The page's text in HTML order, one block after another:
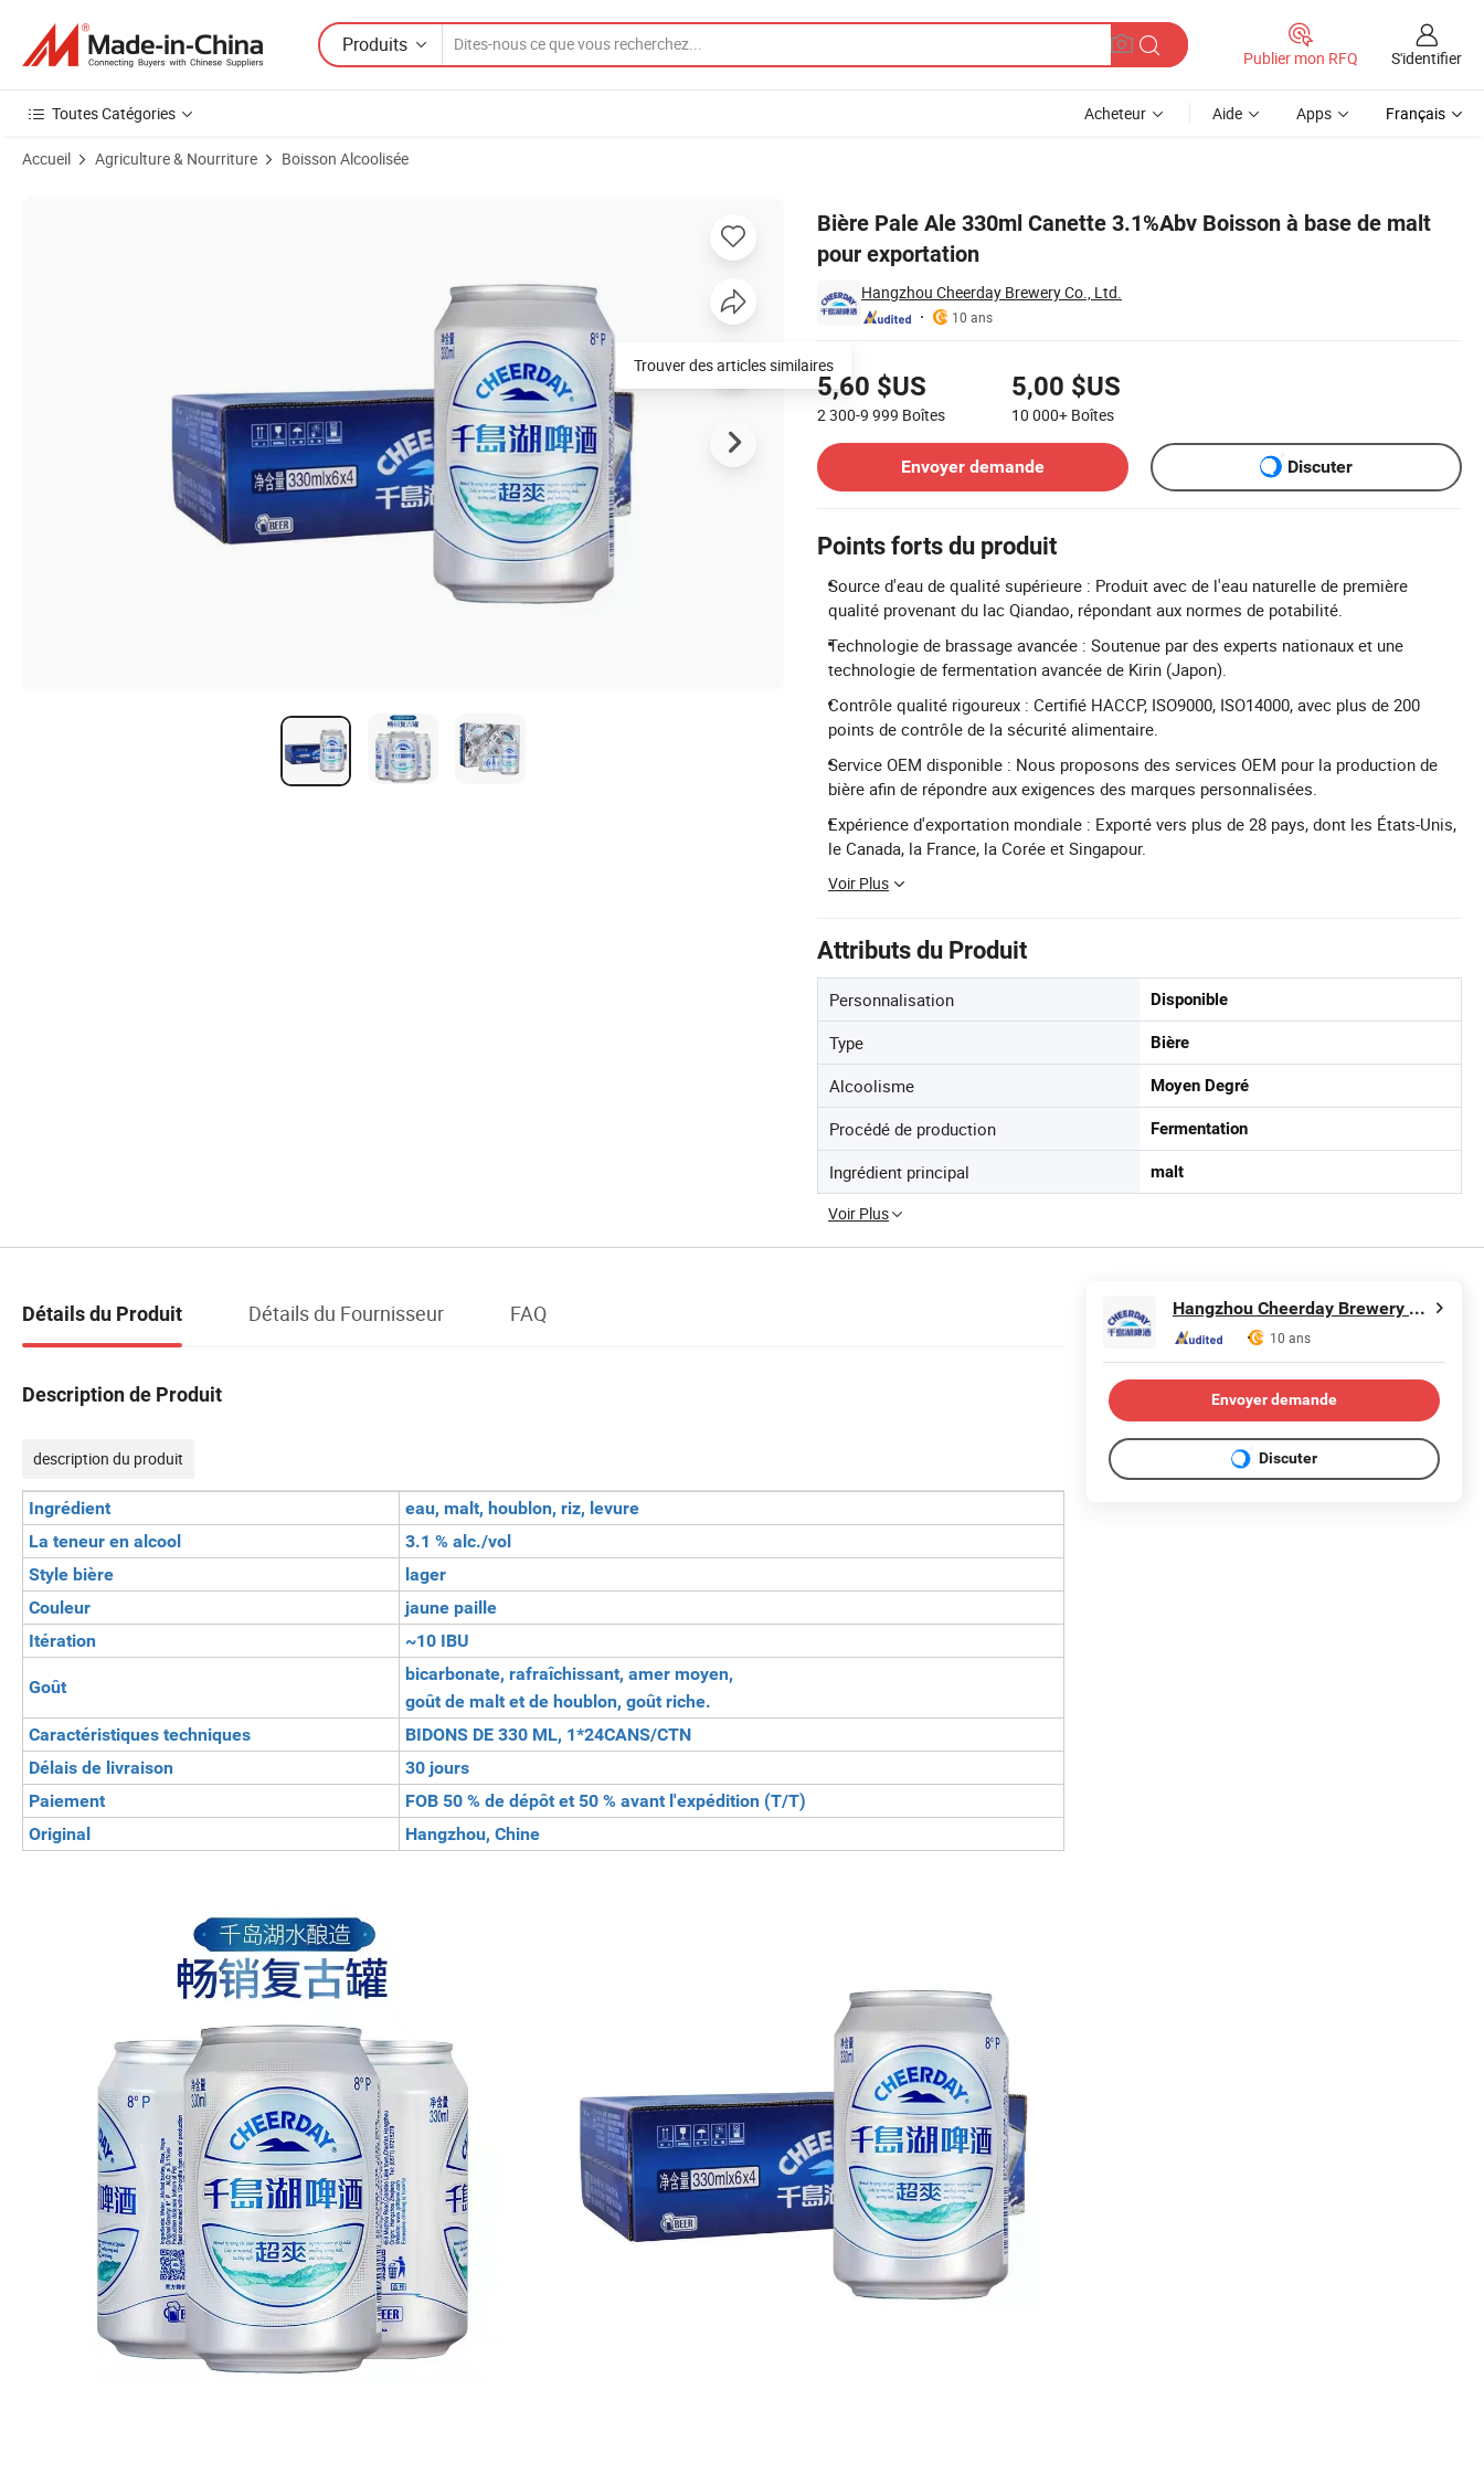
Produits
Publier mon RFQ S'identifier
Toutes Catégories Acheteur Aide Apps Français
Accueil Agriculture & Nourriture Boisson Alcoolisée
Bière Pale Ale 330ml Canette 3.1%Abv Boisson à base de malt
pour exportation
Hangzhou Cheerday Brewery Co., Ltd.
10 ans
Tarifs
5,60 $US
2 300-9 999 Boîtes
5,00 $US
10 000+ Boîtes
Envoyer demande
Discuter
Points forts du produit
Source d'eau de qualité supérieure : Produit avec de l'eau naturelle de première
qualité provenant du lac Qiandao, répondant aux normes de potabilité.
Technologie de brassage avancée : Soutenue par des experts nationaux et une
technologie de fermentation avancée de Kirin (Japon).
Contrôle qualité rigoureux : Certifié HACCP, ISO9000, ISO14000, avec plus de 200
points de contrôle de la sécurité alimentaire.
Service OEM disponible : Nous proposons des services OEM pour la production de
bière afin de répondre aux exigences des marques personnalisées.
Expérience d'exportation mondiale : Exporté vers plus de 28 pays, dont les États-Unis,
le Canada, la France, la Corée et Singapour.
Voir Plus
Attributs du Produit
Personnalisation Disponible
Type Bière
Alcoolisme Moyen Degré
Procédé de production Fermentation
Ingrédient principal malt
Voir Plus
Trouver des articles similaires
Détails du Produit Détails du Fournisseur FAQ
Description de Produit
description du produit
Ingrédient
eau, malt, houblon, riz, levure
La teneur en alcool
3.1 % alc./vol
Style bière
lager
Couleur
jaune paille
Itération
~10 IBU
Goût
bicarbonate, rafraîchissant, amer moyen,
goût de malt et de houblon, goût riche.
Caractéristiques techniques
BIDONS DE 330 ML, 1*24CANS/CTN
Délais de livraison
30 jours
Paiement
FOB 50 % de dépôt et 50 % avant l'expédition (T/T)
Original
Hangzhou, Chine
Hangzhou Cheerday Brewery Co., Ltd.
10 ans
Envoyer demande
Discuter